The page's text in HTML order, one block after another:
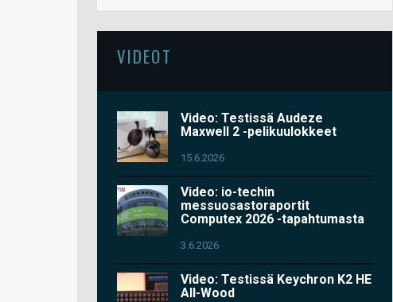
VIDEOT
Video: Testissä Audeze
Maxwell 2 -pelikuulokkeet
15.6.2026
Video: io-techin
messuosastoraportit
Computex 2026 -tapahtumasta
3.6.2026
Video: Testissä Keychron K2 HE
All-Wood